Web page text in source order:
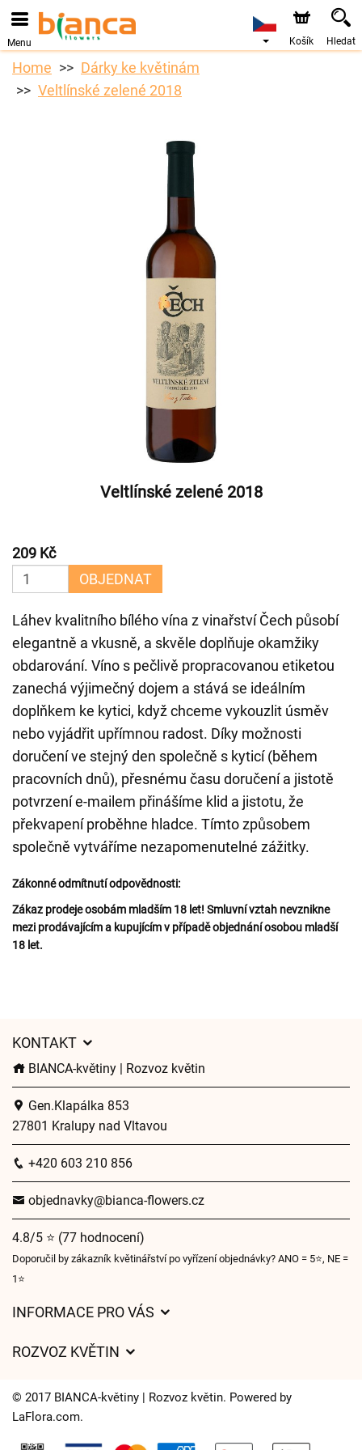
Menu Košík Hledat
Home
Dárky ke květinám
Veltlínské zelené 2018
Veltlínské zelené 2018
209 Kč
OBJEDNAT
Láhev kvalitního bílého vína z vinařství Čech působí
elegantně a vkusně, a skvěle doplňuje okamžiky
obdarování. Víno s pečlivě propracovanou etiketou
zanechá výjimečný dojem a stává se ideálním
doplňkem ke kytici, když chceme vykouzlit úsměv
nebo vyjádřit upřímnou radost. Díky možnosti
doručení ve stejný den společně s kyticí (během
pracovních dnů), přesnému času doručení a jistotě
potvrzení e-mailem přinášíme klid a jistotu, že
překvapení proběhne hladce. Tímto způsobem
společně vytváříme nezapomenutelné zážitky.
Zákonné odmítnutí odpovědnosti:
Zákaz prodeje osobám mladším 18 let! Smluvní vztah nevznikne
mezi prodávajícím a kupujícím v případě objednání osobou mladší
18 let.
KONTAKT
BIANCA-květiny | Rozvoz květin
Gen.Klapálka 853
27801 Kralupy nad Vltavou
+420 603 210 856
objednavky@bianca-flowers.cz
4.8/5 ⭐ (77 hodnocení)
Doporučil by zákazník květinářství po vyřízení objednávky? ANO = 5⭐, NE =
1⭐
INFORMACE PRO VÁS
Pro firmy
Ochrana osobních údajů
Často kladené dotazy
ROZVOZ KVĚTIN
Kam doručujeme květiny
© 2017 BIANCA-květiny | Rozvoz květin. Powered by
LaFlora.com.